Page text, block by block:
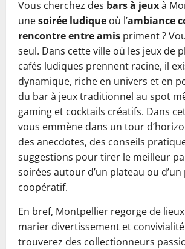
Vous cherchez des bars à jeuxà
unesoirée ludique où l’ambiance
rencontre entre amis priment ?
seul. Dans cette ville où les jeux de
cafés ludiques prennent racine, il
dynamique, riche en univers et en
du bar à jeux traditionnel au spot
gaming et cocktails créatifs. Dans
vous emmène dans un tour
des anecdotes, des conseils
suggestions pour tirer le meilleur
soirées autour d’un plateau ou d’un
coopératif.
En bref, Montpellier regorge de
marier divertissement et
trouverez des collectionneurs